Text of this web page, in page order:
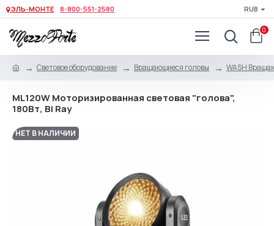
ЭЛЬ-МОНТЕ 8-800-551-2580 RUB
0
Световое оборудование Вращающиеся головы WASH
ML120W Моторизированная световая "голова",
180Вт, Bi Ray
НЕТ В НАЛИЧИИ